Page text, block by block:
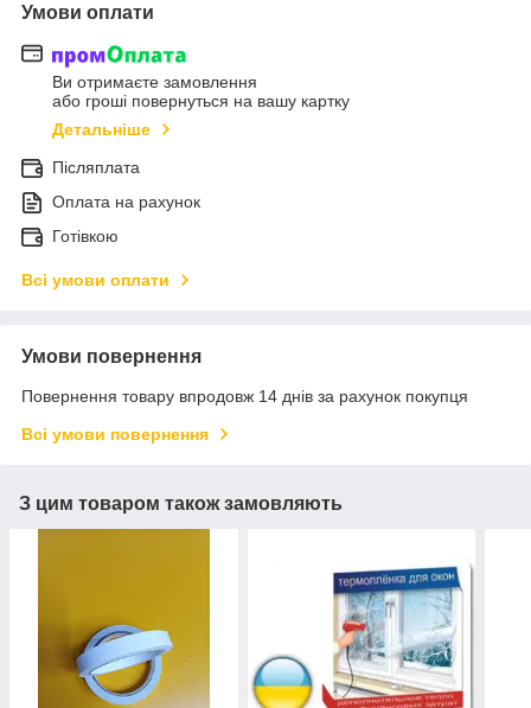
Умови оплати
Ви отримаєте замовлення
або гроші повернуться на вашу картку
Детальніше
Післяплата
Оплата на рахунок
Готівкою
Всі умови оплати
Умови повернення
Повернення товару впродовж 14 днів за рахунок покупця
Всі умови повернення
З цим товаром також замовляють